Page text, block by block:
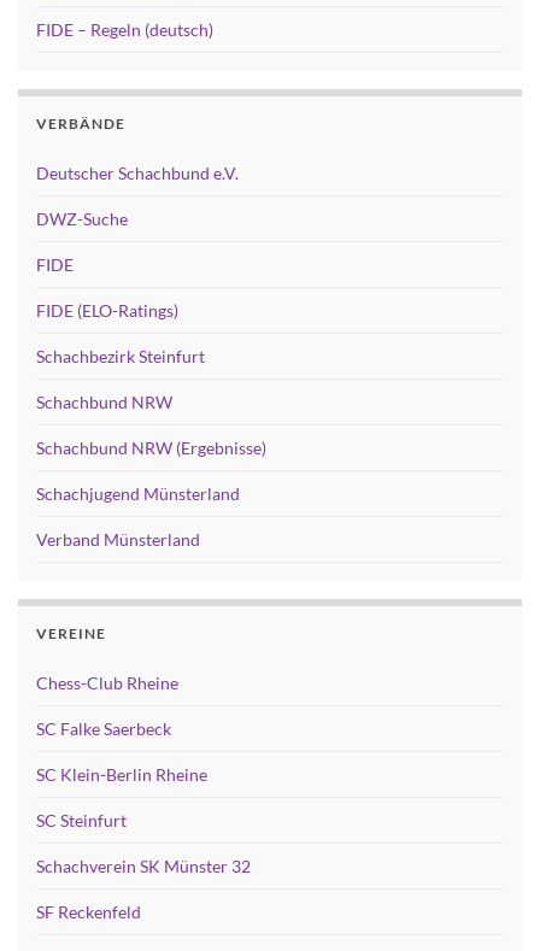
FIDE – Regeln (deutsch)
VERBÄNDE
Deutscher Schachbund e.V.
DWZ-Suche
FIDE
FIDE (ELO-Ratings)
Schachbezirk Steinfurt
Schachbund NRW
Schachbund NRW (Ergebnisse)
Schachjugend Münsterland
Verband Münsterland
VEREINE
Chess-Club Rheine
SC Falke Saerbeck
SC Klein-Berlin Rheine
SC Steinfurt
Schachverein SK Münster 32
SF Reckenfeld